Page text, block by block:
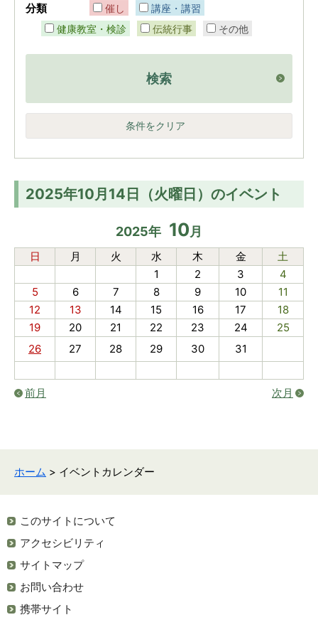
分類 催し
講座・講習
健康教室・検診
伝統行事 その他
検索
条件をクリア
2025年10月14日（火曜日）のイベント
2025年 10月
日 月 火 水 木 金
土
1
2 3
4
5
6 7 8 9 10
11
12
13 14 15 16 17
18
19
20 21 22 23 24
25
26
27 28 29 30 31
前月 次月
ホーム > イベントカレンダー
このサイトについて
アクセシビリティ
サイトマップ
お問い合わせ
携帯サイト